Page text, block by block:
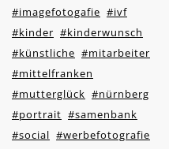
#imagefotogafie #ivf
#kinder #kinderwunsch
#künstliche #mitarbeiter
#mittelfranken
#mutterglück #nürnberg
#portrait #samenbank
#social #werbefotografie